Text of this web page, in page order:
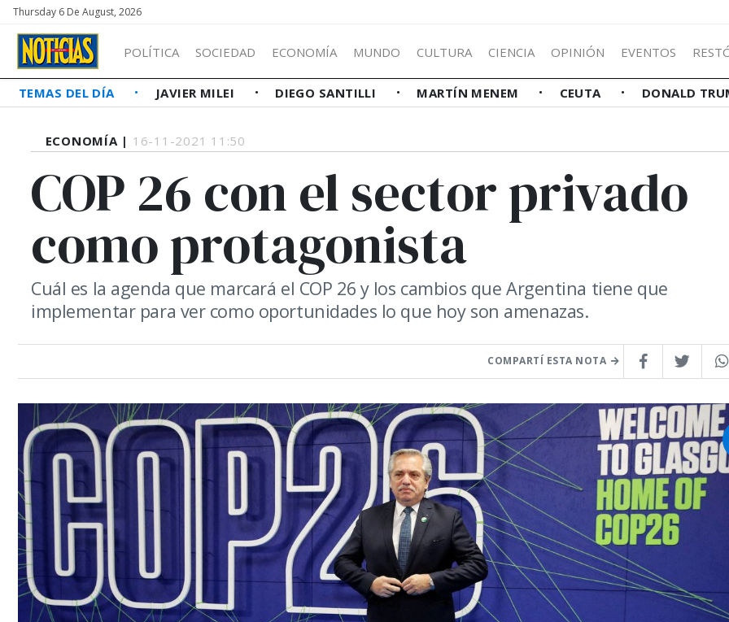
Thursday 6 De August, 2026
POLÍTICA SOCIEDAD ECONOMÍA MUNDO CULTURA CIENCIA OPINIÓN EVENTOS
TEMAS DEL DÍA JAVIER MILEI DIEGO SANTILLI MARTÍN MENEM CEUTA DONALD
ECONOMÍA | 16-11-2021 11:50
COP 26 con el sector privado
como protagonista
Cuál es la agenda que marcará el COP 26 y los cambios que Argentina tiene que
implementar para ver como oportunidades lo que hoy son amenazas.
COMPARTÍ ESTA NOTA